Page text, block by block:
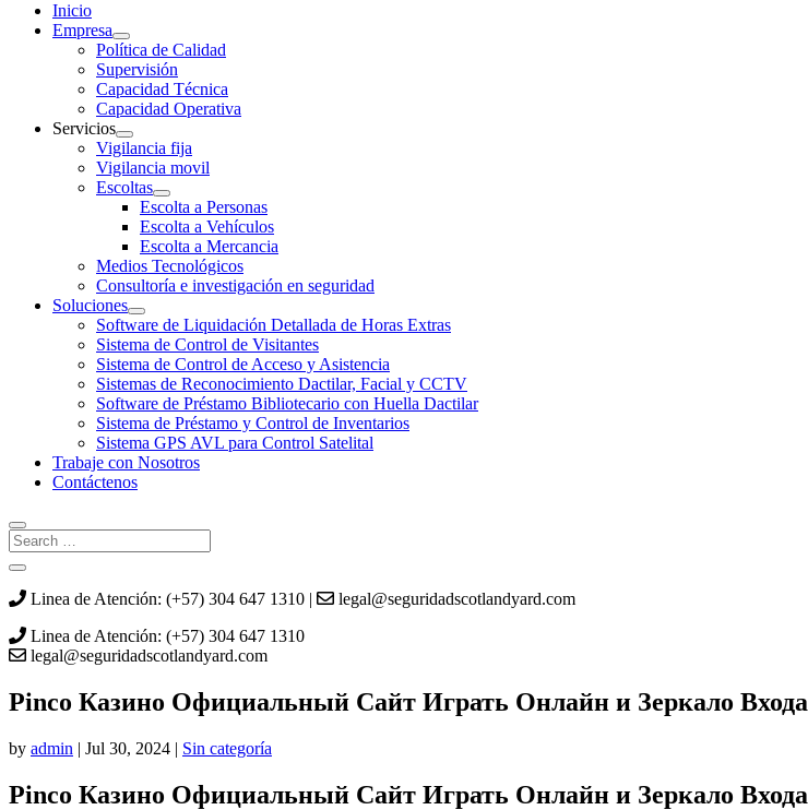
Inicio
Empresa
Política de Calidad
Supervisión
Capacidad Técnica
Capacidad Operativa
Servicios
Vigilancia fija
Vigilancia movil
Escoltas
Escolta a Personas
Escolta a Vehículos
Escolta a Mercancia
Medios Tecnológicos
Consultoría e investigación en seguridad
Soluciones
Software de Liquidación Detallada de Horas Extras
Sistema de Control de Visitantes
Sistema de Control de Acceso y Asistencia
Sistemas de Reconocimiento Dactilar, Facial y CCTV
Software de Préstamo Bibliotecario con Huella Dactilar
Sistema de Préstamo y Control de Inventarios
Sistema GPS AVL para Control Satelital
Trabaje con Nosotros
Contáctenos
Linea de Atención: (+57) 304 647 1310 |
legal@seguridadscotlandyard.com
Linea de Atención: (+57) 304 647 1310
legal@seguridadscotlandyard.com
Pinco Казино Официальный Сайт Играть Онлайн и Зеркало Входа
by admin | Jul 30, 2024 | Sin categoría
Pinco Казино Официальный Сайт Играть Онлайн и Зеркало Входа